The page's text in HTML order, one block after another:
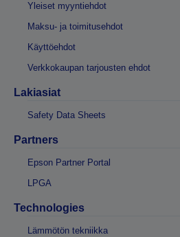
Yleiset myyntiehdot
Maksu- ja toimitusehdot
Käyttöehdot
Verkkokaupan tarjousten ehdot
Lakiasiat
Safety Data Sheets
Partners
Epson Partner Portal
LPGA
Technologies
Lämmötön tekniikka